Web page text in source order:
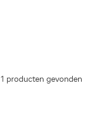
1 producten gevonden